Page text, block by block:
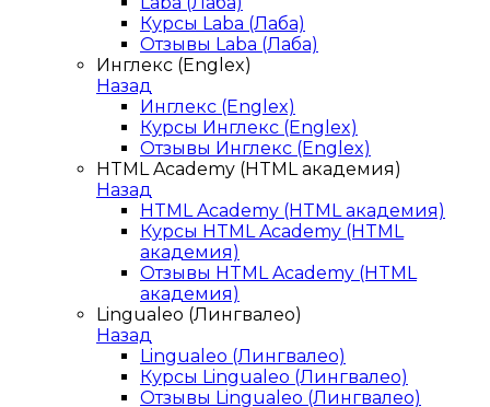
Курсы Laba (Лаба)
Отзывы Laba (Лаба)
Инглекс (Englex)
Назад
Инглекс (Englex)
Курсы Инглекс (Englex)
Отзывы Инглекс (Englex)
HTML Academy (HTML академия)
Назад
HTML Academy (HTML академия)
Курсы HTML Academy (HTML
академия)
Отзывы HTML Academy (HTML
академия)
Lingualeo (Лингвалео)
Назад
Lingualeo (Лингвалео)
Курсы Lingualeo (Лингвалео)
Отзывы Lingualeo (Лингвалео)